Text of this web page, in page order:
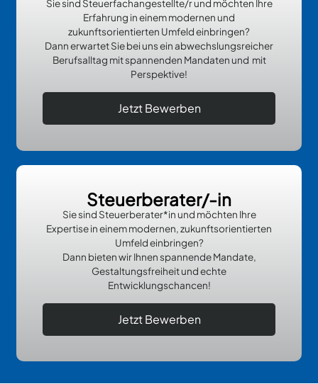
Sie sind Steuerfachangestellte/r und möchten Ihre
Erfahrung in einem modernen und
zukunftsorientierten Umfeld einbringen?
Dann erwartet Sie bei uns ein abwechslungsreicher
Berufsalltag mit spannenden Mandaten und mit
Perspektive!
Jetzt Bewerben
Steuerberater/-in
Sie sind Steuerberater*in und möchten Ihre
Expertise in einem modernen, zukunftsorientierten
Umfeld einbringen?
Dann bieten wir Ihnen spannende Mandate,
Gestaltungsfreiheit und echte
Entwicklungschancen!
Jetzt Bewerben